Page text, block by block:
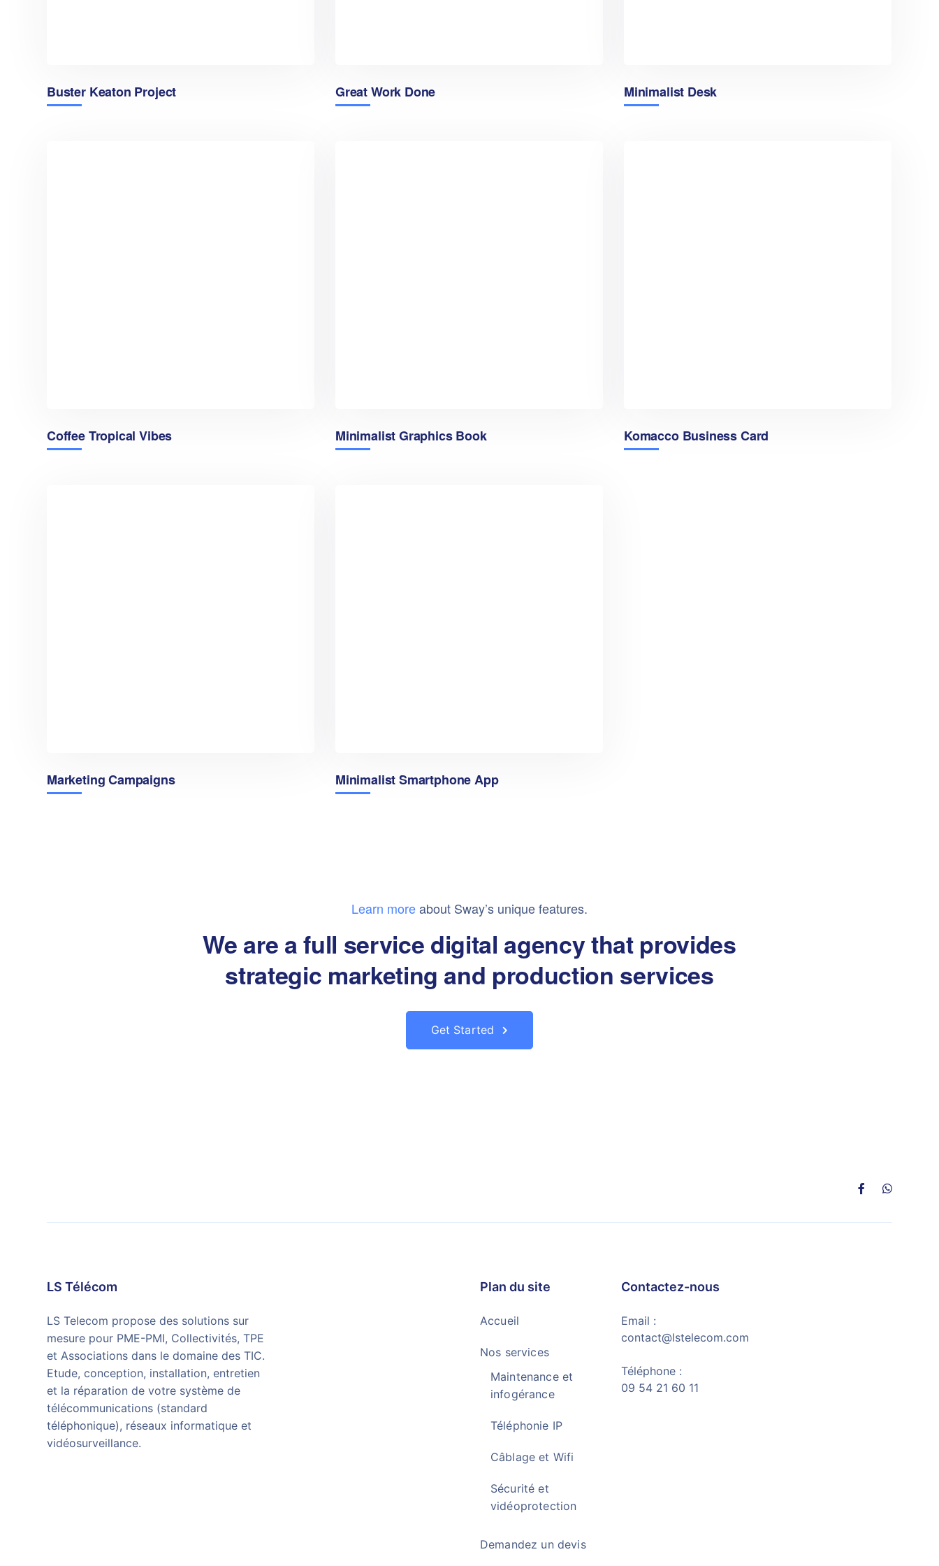
Buster Keaton Project Great Work Done Minimalist Desk
Coffee Tropical Vibes Minimalist Graphics Book Komacco Business Card
Marketing Campaigns Minimalist Smartphone App
Learn moreabout Sway’s unique features.
We are a full service digital agency that provides
strategic marketing and production services
Get Started
LS Télécom
LS Telecom propose des solutions sur
mesure pour PME-PMI, Collectivités, TPE
et Associations dans le domaine des TIC.
Etude, conception, installation, entretien
et la réparation de votre système de
télécommunications (standard
téléphonique), réseaux informatique et
vidéosurveillance.
Plan du site
Accueil
Nos services
Maintenance et
infogérance
Téléphonie IP
Câblage et Wifi
Sécurité et
vidéoprotection
Demandez un devis
Contactez-nous
Email :
contact@lstelecom.com
Téléphone :
09 54 21 60 11